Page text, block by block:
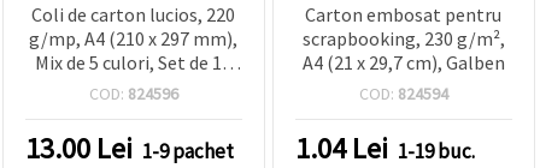
Coli de carton lucios, 220
g/mp, A4 (210 x 297 mm),
Mix de 5 culori, Set de 10
coli
COD: 824596
13.00 Lei 1-9 pachet
Carton embosat pentru
scrapbooking, 230 g/m²,
A4 (21 x 29,7 cm), Galben
COD: 824594
1.04Lei 1-19 buc.